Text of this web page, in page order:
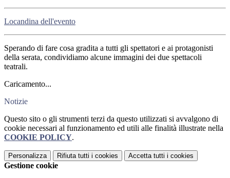
Locandina dell'evento
Sperando di fare cosa gradita a tutti gli spettatori e ai protagonisti
della serata, condividiamo alcune immagini dei due spettacoli
teatrali.
Caricamento...
Notizie
Questo sito o gli strumenti terzi da questo utilizzati si avvalgono di
cookie necessari al funzionamento ed utili alle finalità illustrate nella
COOKIE POLICY.
Personalizza Rifiuta tutti i cookies Accetta tutti i cookies
Gestione cookie